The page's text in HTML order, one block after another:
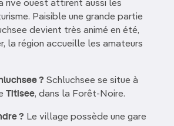
rive ouest attirent aussi les
Paisible une grande partie
devient très animé en été,
la région accueille les amateurs
? Schluchsee se situe à
Titisee, dans la Forêt-Noire.
? Le village possède une gare